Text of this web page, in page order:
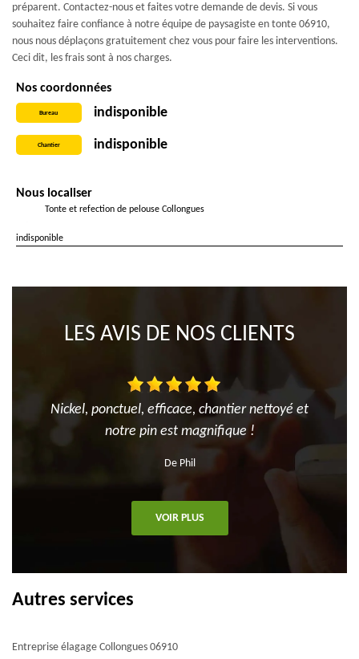
préparent. Contactez-nous et faites votre demande de devis. Si vous
souhaitez faire confiance à notre équipe de paysagiste en tonte 06910,
nous nous déplaçons gratuitement chez vous pour faire les interventions.
Ceci dit, les frais sont à nos charges.
Nos coordonnées
Bureau indisponible
Chantier indisponible
Nous localiser
Tonte et refection de pelouse Collongues
indisponible
LES AVIS DE NOS CLIENTS
Nickel, ponctuel, efficace, chantier nettoyé et
notre pin est magnifique !
De Phil
VOIR PLUS
Autres services
Entreprise élagage Collongues 06910